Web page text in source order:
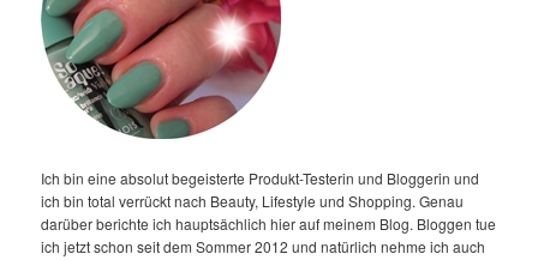
Ich bin eine absolut begeisterte Produkt-Testerin und Bloggerin und
ich bin total verrückt nach Beauty, Lifestyle und Shopping. Genau
darüber berichte ich hauptsächlich hier auf meinem Blog. Bloggen tue
ich jetzt schon seit dem Sommer 2012 und natürlich nehme ich auch